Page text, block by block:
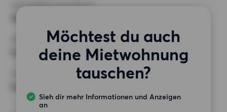
Möchtest du auch
deine Mietwohnung
tauschen?
Sieh dir mehr Informationen und Anzeigen
an
HÖCHSTMIETE (KALTMIETE)
ANFORDERUNGEN
Keine besonderen Anforderungen
SONSTIGE PRÄFERENZEN